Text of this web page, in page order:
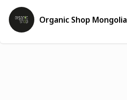
Organic Shop Mongolia